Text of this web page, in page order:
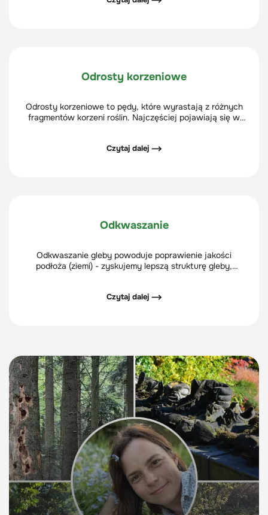
Odrosty korzeniowe
Odrosty korzeniowe to pędy, które wyrastają z różnych
fragmentów korzeni roślin. Najczęściej pojawiają się w
Czytaj dalej ⟶
Odkwaszanie
Odkwaszanie gleby powoduje poprawienie jakości
podłoża (ziemi) - zyskujemy lepszą strukturę gleby,
porastający trawnik mech i wiotkie, rzadkie źdźbła trawy.
Czytaj dalej ⟶